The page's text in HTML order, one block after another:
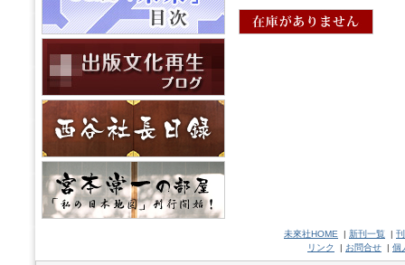
未來社HOME | 新刊一覧 |
リンク
| お問合せ | 個